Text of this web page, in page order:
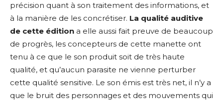
précision quant à son traitement des informations, et
à la manière de les concrétiser. La qualité auditive
de cette édition a elle aussi fait preuve de beaucoup
de progrès, les concepteurs de cette manette ont
tenu à ce que le son produit soit de très haute
qualité, et qu’aucun parasite ne vienne perturber
cette qualité sensitive. Le son émis est très net, il n’y a
que le bruit des personnages et des mouvements qui